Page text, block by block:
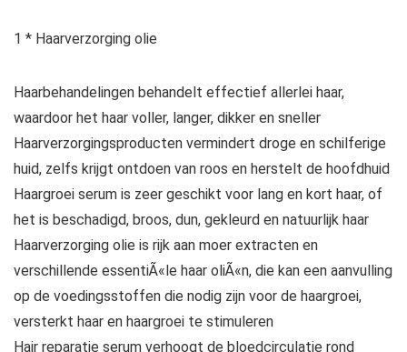
1 * Haarverzorging olie
Haarbehandelingen behandelt effectief allerlei haar,
waardoor het haar voller, langer, dikker en sneller
Haarverzorgingsproducten vermindert droge en schilferige
huid, zelfs krijgt ontdoen van roos en herstelt de hoofdhuid
Haargroei serum is zeer geschikt voor lang en kort haar, of
het is beschadigd, broos, dun, gekleurd en natuurlijk haar
Haarverzorging olie is rijk aan moer extracten en
verschillende essentiÃ«le haar oliÃ«n, die kan een aanvulling
op de voedingsstoffen die nodig zijn voor de haargroei,
versterkt haar en haargroei te stimuleren
Hair reparatie serum verhoogt de bloedcirculatie rond